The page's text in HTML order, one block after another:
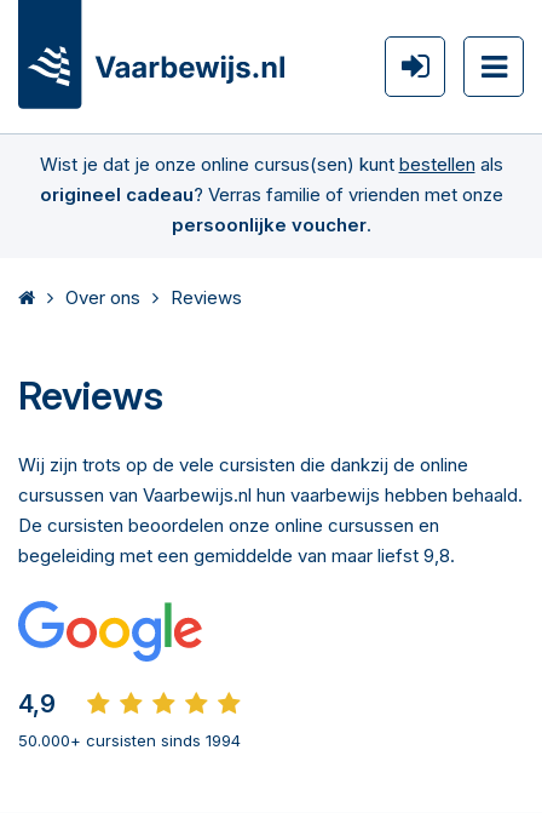
Wist je dat je onze online cursus(sen) kunt bestellen als
origineel cadeau? Verras familie of vrienden met onze
persoonlijke voucher.
Over ons Reviews
Reviews
Wij zijn trots op de vele cursisten die dankzij de online
cursussen van Vaarbewijs.nl hun vaarbewijs hebben behaald.
De cursisten beoordelen onze online cursussen en
begeleiding met een gemiddelde van maar liefst 9,8.
4,9
50.000+ cursisten sinds 1994